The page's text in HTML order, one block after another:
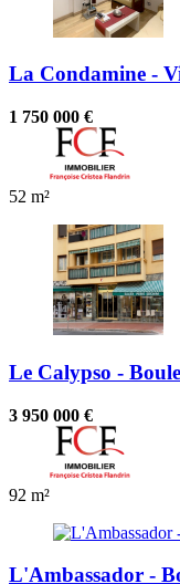
La Condamine -
1 750 000 €
52 m²
Le Calypso -
3 950 000 €
92 m²
L'Ambassador -